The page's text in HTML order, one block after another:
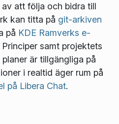
att följa och bidra till
kan titta på git-arkiven
på KDE Ramverks e-
Principer samt projektets
är tillgängliga på
i realtid äger rum på
på Libera Chat.